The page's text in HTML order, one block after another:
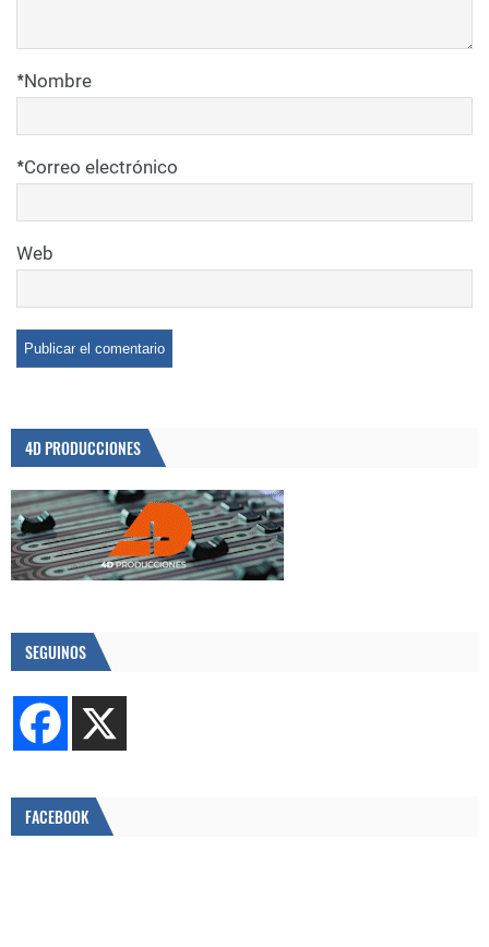
Nombre
*
Correo electrónico
*
Web
4D PRODUCCIONES
SEGUINOS
FACEBOOK